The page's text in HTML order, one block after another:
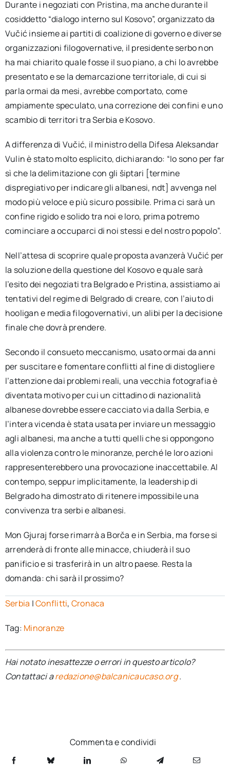
Durante i negoziati con Pristina, ma anche durante il
cosiddetto “dialogo interno sul Kosovo”, organizzato da
Vučić insieme ai partiti di coalizione di governo e diverse
organizzazioni filogovernative, il presidente serbo non
ha mai chiarito quale fosse il suo piano, a chi lo avrebbe
presentato e se la demarcazione territoriale, di cui si
parla ormai da mesi, avrebbe comportato, come
ampiamente speculato, una correzione dei confini e uno
scambio di territori tra Serbia e Kosovo.
A differenza di Vučić, il ministro della Difesa Aleksandar
Vulin è stato molto esplicito, dichiarando: “Io sono per far
sì che la delimitazione con gli šiptari [termine
dispregiativo per indicare gli albanesi, ndt] avvenga nel
modo più veloce e più sicuro possibile. Prima ci sarà un
confine rigido e solido tra noi e loro, prima potremo
cominciare a occuparci di noi stessi e del nostro popolo”.
Nell’attesa di scoprire quale proposta avanzerà Vučić per
la soluzione della questione del Kosovo e quale sarà
l’esito dei negoziati tra Belgrado e Pristina, assistiamo ai
tentativi del regime di Belgrado di creare, con l’aiuto di
hooligan e media filogovernativi, un alibi per la decisione
finale che dovrà prendere.
Secondo il consueto meccanismo, usato ormai da anni
per suscitare e fomentare conflitti al fine di distogliere
l’attenzione dai problemi reali, una vecchia fotografia è
diventata motivo per cui un cittadino di nazionalità
albanese dovrebbe essere cacciato via dalla Serbia, e
l’intera vicenda è stata usata per inviare un messaggio
agli albanesi, ma anche a tutti quelli che si oppongono
alla violenza contro le minoranze, perché le loro azioni
rappresenterebbero una provocazione inaccettabile. Al
contempo, seppur implicitamente, la leadership di
Belgrado ha dimostrato di ritenere impossibile una
convivenza tra serbi e albanesi.
Mon Gjuraj forse rimarrà a Borča e in Serbia, ma forse si
arrenderà di fronte alle minacce, chiuderà il suo
panificio e si trasferirà in un altro paese. Resta la
domanda: chi sarà il prossimo?
Serbia |Conflitti, Cronaca
Tag: Minoranze
Hai notato inesattezze o errori in questo articolo?
Contattaci aredazione@balcanicaucaso.org.
Commenta e condividi